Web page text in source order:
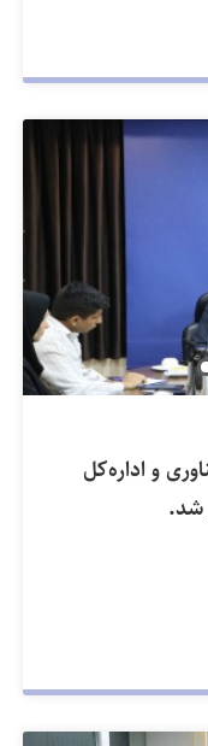
و اداره‌کل
شد.